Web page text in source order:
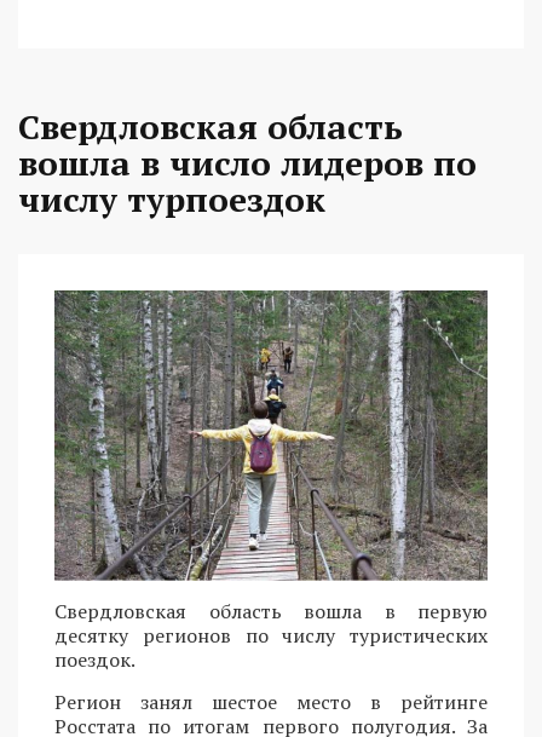
Свердловская область
вошла в число лидеров по
числу турпоездок
Свердловская область вошла в первую
десятку регионов по числу туристических
поездок.
Регион занял шестое место в рейтинге
Росстата по итогам первого полугодия. За